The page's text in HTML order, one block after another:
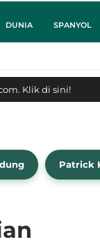
DUNIA SPANYOL
Klik di sini!
Patrick